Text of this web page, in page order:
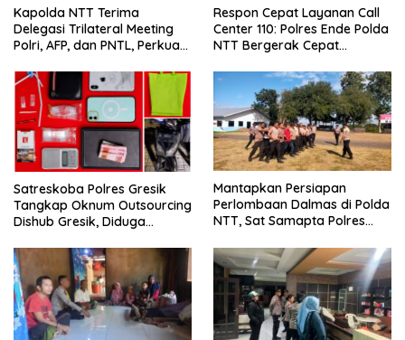
Kapolda NTT Terima
Delegasi Trilateral Meeting
Polri, AFP, dan PNTL, Perkuat
Perbatasan
Respon Cepat Layanan Call
Center 110: Polres Ende Polda
NTT Bergerak Cepat
Simpang Lima
Satreskoba Polres Gresik
Tangkap Oknum Outsourcing
Dishub Gresik, Diduga
Bangkalan
Mantapkan Persiapan
Perlombaan Dalmas di Polda
NTT, Sat Samapta Polres
Peningkatan Kemampuan